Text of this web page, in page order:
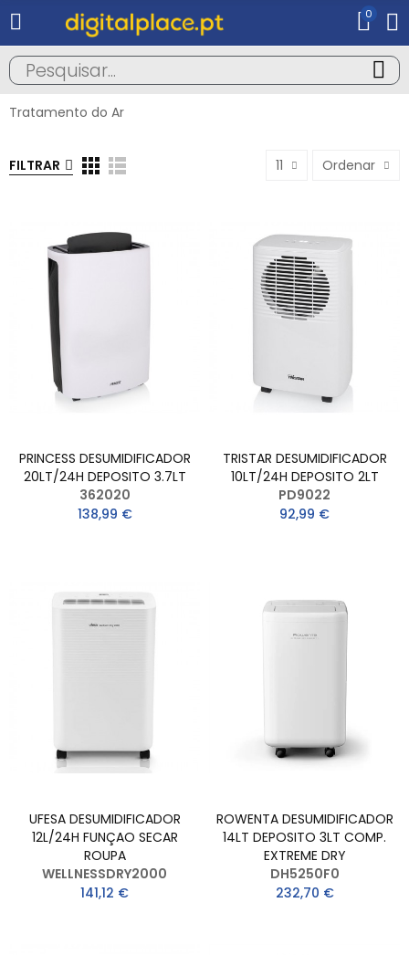
0
Tratamento do Ar
FILTRAR 11 Ordenar
PRINCESS DESUMIDIFICADOR
20LT/24H DEPOSITO 3.7LT
362020
138,99 €
TRISTAR DESUMIDIFICADOR
10LT/24H DEPOSITO 2LT
PD9022
92,99 €
UFESA DESUMIDIFICADOR
12L/24H FUNÇAO SECAR
ROUPA
WELLNESSDRY2000
141,12 €
ROWENTA DESUMIDIFICADOR
14LT DEPOSITO 3LT COMP.
EXTREME DRY
DH5250F0
232,70 €